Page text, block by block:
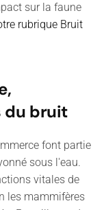
sur la faune
rubrique Bruit
du bruit
font partie
sous l'eau.
vitales de
les mammifères